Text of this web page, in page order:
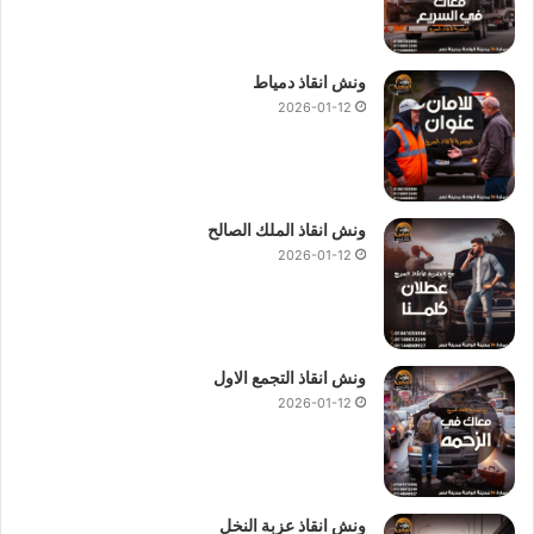
راقية تليق بمستوى سياراتهم ولهذا صممت هذه الخدمة خصيصًا
ما هوسعر ونش انقاذ سيارات في التجمع
تختلف تكلفة خدمة
اهمها:
المسافة المقطوعة بين موقع التعطل ومكان التسليم.
نوع السيارة.
وقت الطلب
حالة الطريق ومدى صعوبة الوصول إلى موقع السيارة.
لكن في كل الأحوال تلتزم شركتنا بالشفافية الكاملة فلا توجد اي
رسوم خفية او اكرامية لذلك يعد
هوارخص ونش إنقاذ سيارات
ونش انقاذ دمياط
2026-01-12
ونش انقاذ الملك الصالح
2026-01-12
ونش انقاذ التجمع الاول
2026-01-12
ونش انقاذ عزبة النخل